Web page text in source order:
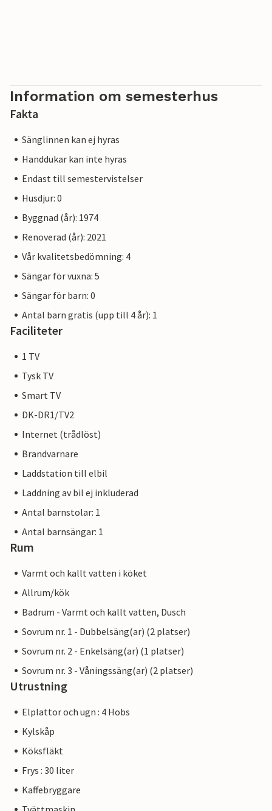
Information om semesterhus
Fakta
Sänglinnen kan ej hyras
Handdukar kan inte hyras
Endast till semestervistelser
Husdjur: 0
Byggnad (år): 1974
Renoverad (år): 2021
Vår kvalitetsbedömning: 4
Sängar för vuxna: 5
Sängar för barn: 0
Antal barn gratis (upp till 4 år): 1
Faciliteter
1 TV
Tysk TV
Smart TV
DK-DR1/TV2
Internet (trådlöst)
Brandvarnare
Laddstation till elbil
Laddning av bil ej inkluderad
Antal barnstolar: 1
Antal barnsängar: 1
Rum
Varmt och kallt vatten i köket
Allrum/kök
Badrum - Varmt och kallt vatten, Dusch
Sovrum nr. 1 - Dubbelsäng(ar) (2 platser)
Sovrum nr. 2 - Enkelsäng(ar) (1 platser)
Sovrum nr. 3 - Våningssäng(ar) (2 platser)
Utrustning
Elplattor och ugn : 4 Hobs
Kylskåp
Köksfläkt
Frys : 30 liter
Kaffebryggare